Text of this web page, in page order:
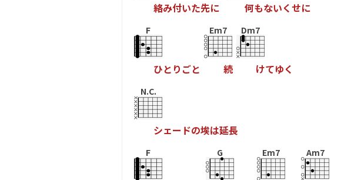
絡み付いた先に 何もないくせに
F
ひと り ごと
Em7
続
Dm7
けてゆく
N.C.
シェー ドの埃は延長
F G Em7 Am7